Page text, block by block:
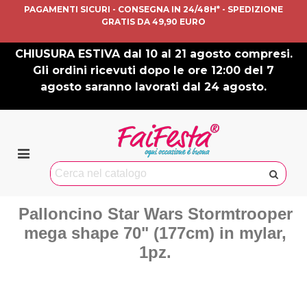
PAGAMENTI SICURI - CONSEGNA IN 24/48H* - SPEDIZIONE
GRATIS DA 49,90 EURO
CHIUSURA ESTIVA dal 10 al 21 agosto compresi.
Gli ordini ricevuti dopo le ore 12:00 del 7
agosto saranno lavorati dal 24 agosto.
Palloncino Star Wars Stormtrooper
mega shape 70" (177cm) in mylar,
1pz.